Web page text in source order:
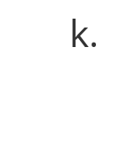
k.